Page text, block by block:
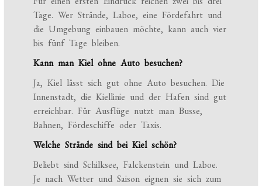
Tage. Wer Strände, Laboe, eine Fördefahrt und
die Umgebung einbauen möchte, kann auch vier
bis fünf Tage bleiben.
Kann man Kiel ohne Auto besuchen?
Ja, Kiel lässt sich gut ohne Auto besuchen. Die
Innenstadt, die Kiellinie und der Hafen sind gut
erreichbar. Für Ausflüge nutzt man Busse,
Bahnen, Fördeschiffe oder Taxis.
Welche Strände sind bei Kiel schön?
Beliebt sind Schilksee, Falckenstein und Laboe.
Je nach Wetter und Saison eignen sie sich zum